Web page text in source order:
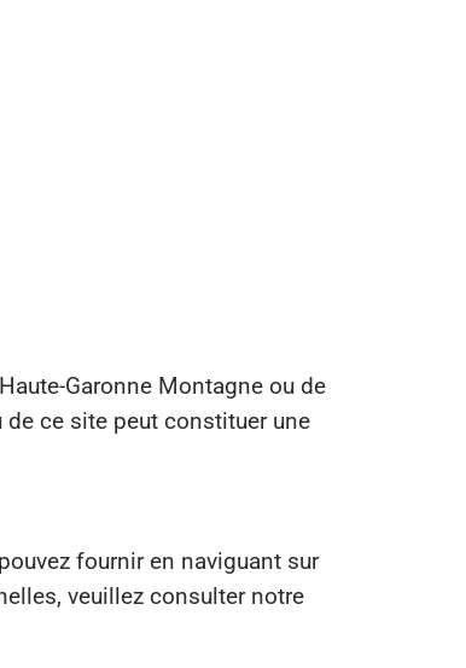
Garonne Montagne ou de
ce site peut constituer une
fournir en naviguant sur
veuillez consulter notre